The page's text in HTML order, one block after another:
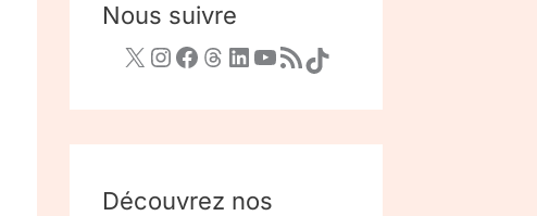
Nous suivre
Découvrez nos